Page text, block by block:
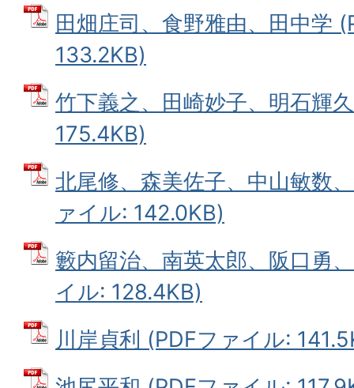
田畑庄司、食野雅由、田中学
133.2KB)
竹下義之、田崎妙子、明石輝
175.4KB)
北尾修、森美佐子、中山敏数
ァイル: 142.0KB)
籔内留治、南英太郎、阪口勇
イル: 128.4KB)
川岸貞利 (PDFファイル: